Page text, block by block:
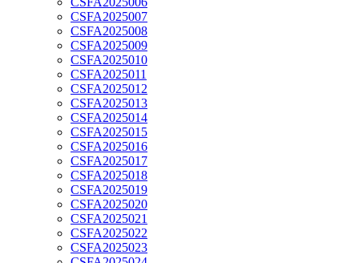
CSFA2025007
CSFA2025008
CSFA2025009
CSFA2025010
CSFA2025011
CSFA2025012
CSFA2025013
CSFA2025014
CSFA2025015
CSFA2025016
CSFA2025017
CSFA2025018
CSFA2025019
CSFA2025020
CSFA2025021
CSFA2025022
CSFA2025023